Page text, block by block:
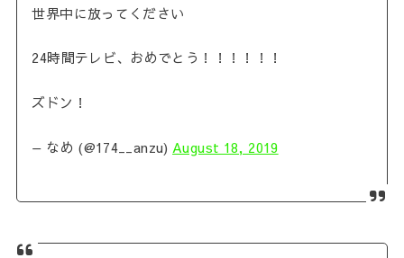
世界中に放ってください
24時間テレビ、おめでとう！！！！！！
ズドン！
— なめ (@174__anzu) August 18, 2019